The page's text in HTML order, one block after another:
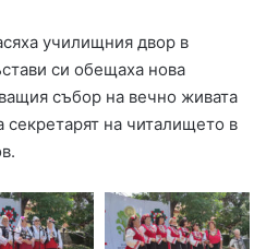
училищния двор в
си обещаха нова
събор на вечно живата
секретарят на читалището в